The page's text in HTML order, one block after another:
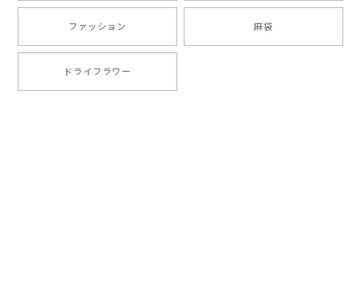
ファッション 麻袋
ドライフラワー